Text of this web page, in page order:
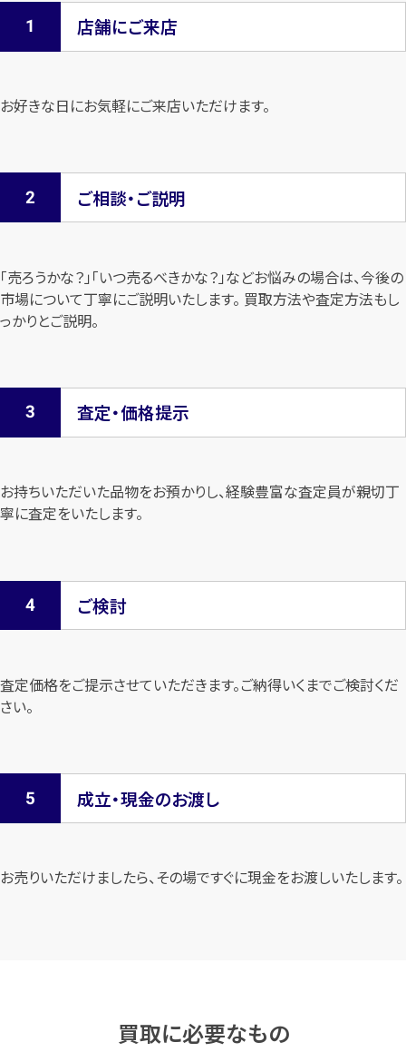
店舗にご来店
お好きな日にお気軽にご来店いただけます。
ご相談・ご説明
「売ろうかな？」「いつ売るべきかな？」などお悩みの場合は、今後の
市場について丁寧にご説明いたします。 買取方法や査定方法もし
っかりとご説明。
査定・価格提示
お持ちいただいた品物をお預かりし、経験豊富な査定員が親切丁
寧に査定をいたします。
ご検討
査定価格をご提示させていただきます。ご納得いくまでご検討くだ
さい。
成立・現金のお渡し
お売りいただけましたら、その場ですぐに現金をお渡しいたします。
買取に必要なもの